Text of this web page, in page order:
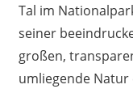
Tal im
seiner
großen,
umliegende Natur